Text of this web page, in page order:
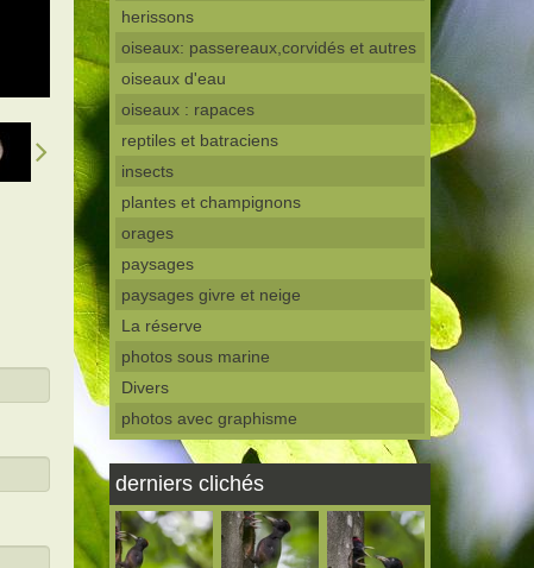
herissons
oiseaux: passereaux,corvidés et autres
oiseaux d'eau
oiseaux : rapaces
reptiles et batraciens
insects
plantes et champignons
orages
paysages
paysages givre et neige
La réserve
photos sous marine
Divers
photos avec graphisme
derniers clichés